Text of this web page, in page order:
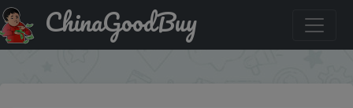
Купить по скидке :AEUA35 Moto X70 Air Mobile Phone
ChinaGoodBuy